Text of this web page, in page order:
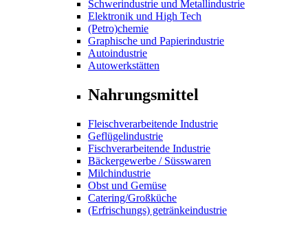
Schwerindustrie und Metallindustrie
Elektronik und High Tech
(Petro)chemie
Graphische und Papierindustrie
Autoindustrie
Autowerkstätten
Nahrungsmittel
Fleischverarbeitende Industrie
Geflügelindustrie
Fischverarbeitende Industrie
Bäckergewerbe / Süsswaren
Milchindustrie
Obst und Gemüse
Catering/Großküche
(Erfrischungs) getränkeindustrie